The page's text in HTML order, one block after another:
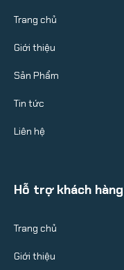
Trang chủ
Giới thiệu
Sản Phẩm
Tin tức
Liên hệ
Hỗ trợ khách hàng
Trang chủ
Giới thiệu